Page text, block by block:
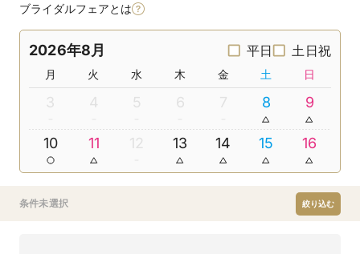
ブライダルフェアとは
2026年8月 平日 土日祝
月 火 水 木 金 土 日
3 4 5 6 7 8 9
10 11 12 13 14 15 16
条件未選択 絞り込む